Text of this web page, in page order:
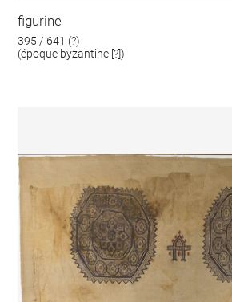
figurine
395 / 641 (?)
(époque byzantine [?])